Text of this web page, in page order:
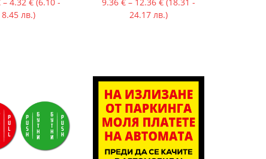
8.45 лв.)
24.17 лв.)